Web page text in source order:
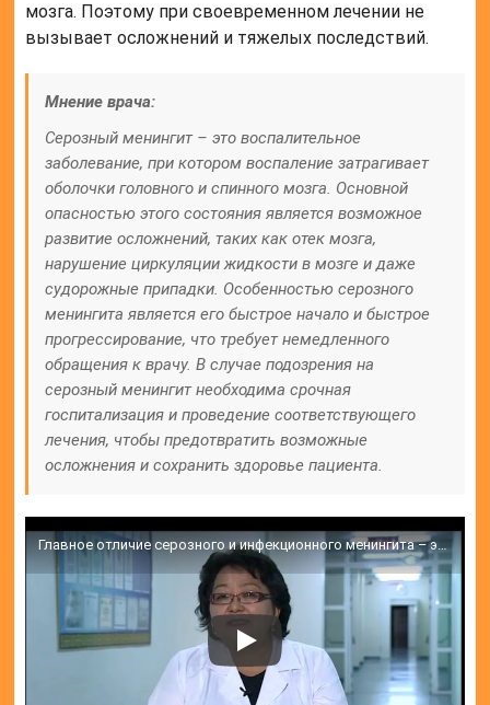
мозга. Поэтому при своевременном лечении не
вызывает осложнений и тяжелых последствий.
Мнение врача:
Серозный менингит – это воспалительное
заболевание, при котором воспаление затрагивает
оболочки головного и спинного мозга. Основной
опасностью этого состояния является возможное
развитие осложнений, таких как отек мозга,
нарушение циркуляции жидкости в мозге и даже
судорожные припадки. Особенностью серозного
менингита является его быстрое начало и быстрое
прогрессирование, что требует немедленного
обращения к врачу. В случае подозрения на
серозный менингит необходима срочная
госпитализация и проведение соответствующего
лечения, чтобы предотвратить возможные
осложнения и сохранить здоровье пациента.
Главное отличие серозного и инфекционного менингита – эксперт